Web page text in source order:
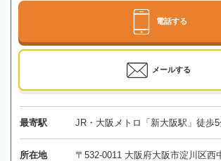
電話する
メールする
最寄駅 JR・大阪メトロ「新大阪駅」徒歩5
所在地
〒532-0011 大阪府大阪市淀川区